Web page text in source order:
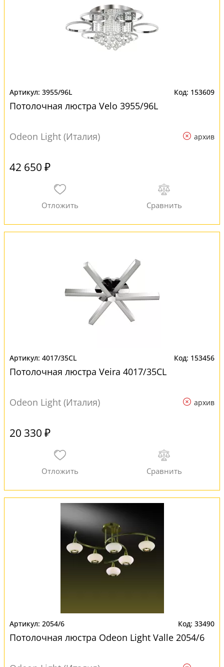
3955/96L 153609
Потолочная люстра Velo 3955/96L
Odeon Light (Италия) архив
42 650 ₽
4017/35CL 153456
Потолочная люстра Veira 4017/35CL
Odeon Light (Италия) архив
20 330 ₽
2054/6 33490
Потолочная люстра Odeon Light Valle 2054/6